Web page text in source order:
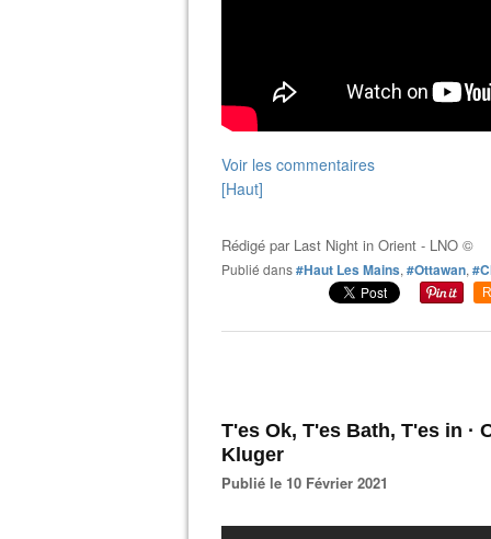
Voir les commentaires
[Haut]
Rédigé par Last Night in Orient - LNO ©
Publié dans#Haut Les Mains, #Ottawan,
T'es Ok, T'es Bath, T'es in ·
Kluger
Publié le 10 Février 2021